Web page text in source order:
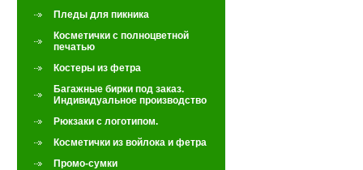
Пледы для пикника
Косметички с полноцветной
печатью
Костеры из фетра
Багажные бирки под заказ.
Индивидуальное производство
Рюкзаки с логотипом.
Косметички из войлока и фетра
Промо-сумки